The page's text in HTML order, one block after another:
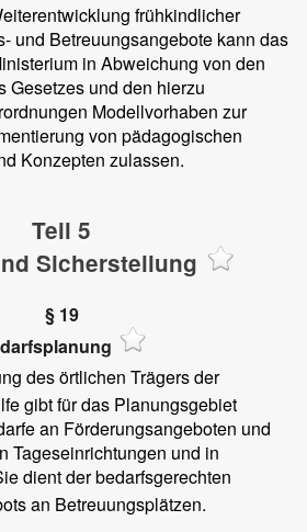
frühkindlicher
und Betreuungsangebote kann das
in Abweichung von den
Gesetzes und den hierzu
Modellvorhaben zur
von pädagogischen
Konzepten zulassen.
Teil 5
Sicherstellung
§ 19
des örtlichen Trägers der
gibt für das Planungsgebiet
an Förderungsangeboten und
Tageseinrichtungen und in
dient der bedarfsgerechten
an Betreuungsplätzen.